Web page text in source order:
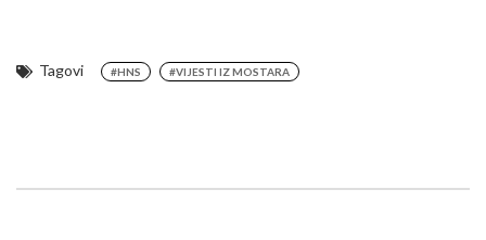
Tagovi #HNS #VIJESTI IZ MOSTARA